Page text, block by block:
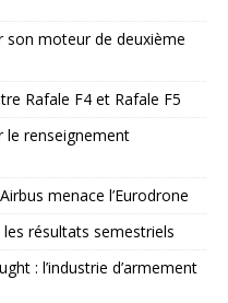
son moteur de deuxième
Rafale F4 et Rafale F5
le renseignement
menace l’Eurodrone
résultats semestriels
: l’industrie d’armement